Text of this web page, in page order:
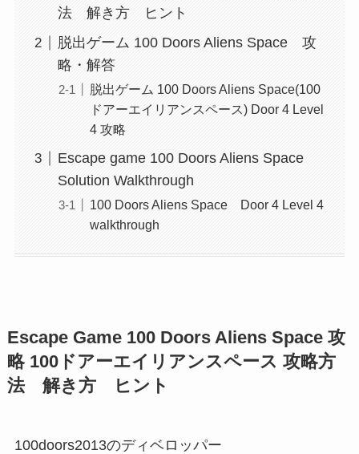
法 解き方 ヒント
脱出ゲーム 100 Doors Aliens Space 攻
略・解答
脱出ゲーム 100 Doors Aliens Space(100
ドアーエイリアンスペース) Door 4 Level
4 攻略
Escape game 100 Doors Aliens Space
Solution Walkthrough
100 Doors Aliens Space Door 4 Level 4
walkthrough
Escape Game 100 Doors Aliens Space 攻
略 100ドアーエイリアンスペース 攻略方
法 解き方 ヒント
100doors2013のディベロッパー